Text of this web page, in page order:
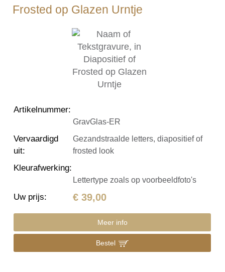
Frosted op Glazen Urntje
Artikelnummer:
GravGlas-ER
Vervaardigd
uit:
Gezandstraalde letters, diapositief of
frosted look
Kleurafwerking:
Lettertype zoals op voorbeeldfoto's
Uw prijs: € 39,00
Meer info
Bestel